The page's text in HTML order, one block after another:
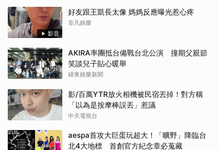
影音
好友跟王凱長太像 媽媽反應曝光惹心疼
非凡娛樂
AKIRA率團抵台備戰台北公演 撞期父親節
笑談兒子貼心暖舉
緯來娛樂新聞
影/百萬YTR放火相機被民宿丟掉！對方稱
「以為是按摩棒誤丟」惹議
中天電視台
aespa首攻大巨蛋玩超大！「曠野」降臨台
北4大地標 首創官方紀念章必蒐藏